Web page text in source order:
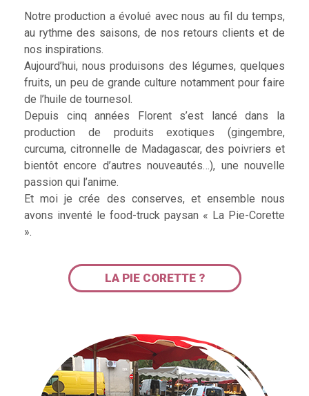
Notre production a évolué avec nous au fil du temps,
au rythme des saisons, de nos retours clients et de
nos inspirations.
Aujourd’hui, nous produisons des légumes, quelques
fruits, un peu de grande culture notamment pour faire
de l’huile de tournesol.
Depuis cinq années Florent s’est lancé dans la
production de produits exotiques (gingembre,
curcuma, citronnelle de Madagascar, des poivriers et
bientôt encore d’autres nouveautés…), une nouvelle
passion qui l’anime.
Et moi je crée des conserves, et ensemble nous
avons inventé le food-truck paysan « La Pie-Corette
».
LA PIE CORETTE ?